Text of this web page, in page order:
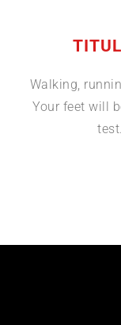
Walking,
Your feet will
test.